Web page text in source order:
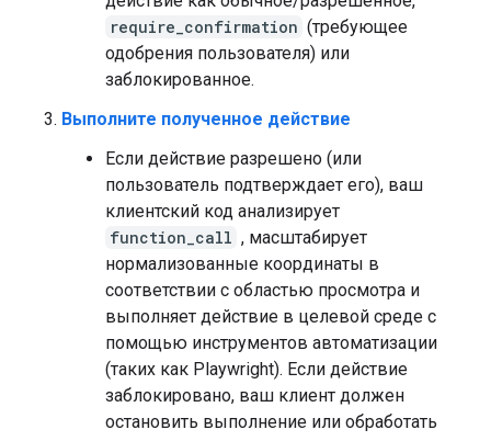
require_confirmation (требующее
одобрения пользователя) или
заблокированное.
Выполните полученное действие
Если действие разрешено (или
пользователь подтверждает его), ваш
клиентский код анализирует
function_call , масштабирует
нормализованные координаты в
соответствии с областью просмотра и
выполняет действие в целевой среде с
помощью инструментов автоматизации
(таких как Playwright). Если действие
заблокировано, ваш клиент должен
остановить выполнение или обработать